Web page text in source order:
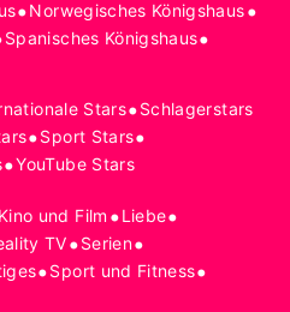
•Norwegisches Königshaus•
Spanisches Königshaus•
Stars•Schlagerstars
•Sport Stars•
•YouTube Stars
Kino und Film •Liebe•
TV•Serien•
•Sport und Fitness•